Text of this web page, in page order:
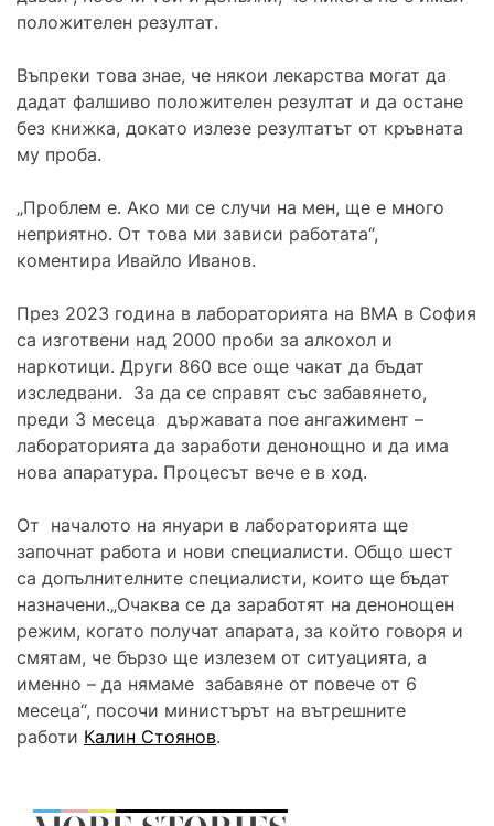
положителен резултат.
Въпреки това знае, че някои лекарства могат да
дадат фалшиво положителен резултат и да остане
без книжка, докато излезе резултатът от кръвната
му проба.
„Проблем е. Ако ми се случи на мен, ще е много
неприятно. От това ми зависи работата“,
коментира Ивайло Иванов.
През 2023 година в лабораторията на ВМА в София
са изготвени над 2000 проби за алкохол и
наркотици. Други 860 все още чакат да бъдат
изследвани. За да се справят със забавянето,
преди 3 месеца държавата пое ангажимент –
лабораторията да заработи денонощно и да има
нова апаратура. Процесът вече е в ход.
От началото на януари в лабораторията ще
започнат работа и нови специалисти. Общо шест
са допълнителните специалисти, които ще бъдат
назначени.„Очаква се да заработят на денонощен
режим, когато получат апарата, за който говоря и
смятам, че бързо ще излезем от ситуацията, а
именно – да нямаме забавяне от повече от 6
месеца“, посочи министърът на вътрешните
работи Калин Стоянов.